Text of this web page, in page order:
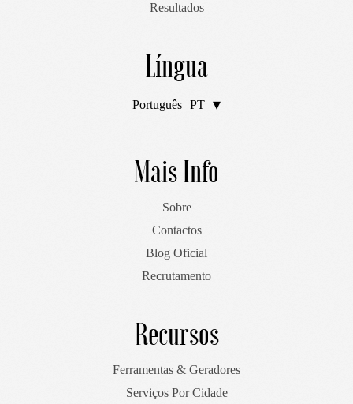
Resultados
Língua
Português PT
English EN
Mais Info
Sobre
Contactos
Blog Oficial
Recrutamento
Recursos
Ferramentas & Geradores
Serviços Por Cidade